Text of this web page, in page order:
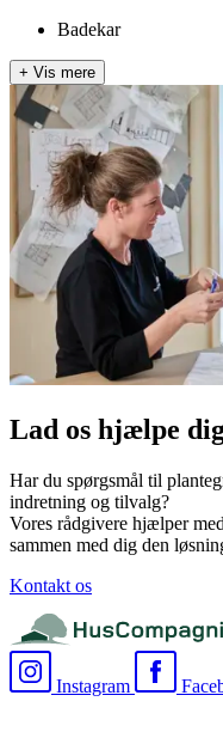
Badekar
+ Vis mere
Lad os hjælpe
Har du spørgsmål til
indretning og tilvalg?
Vores rådgivere hjælper
sammen med dig den
Kontakt os
Instagram